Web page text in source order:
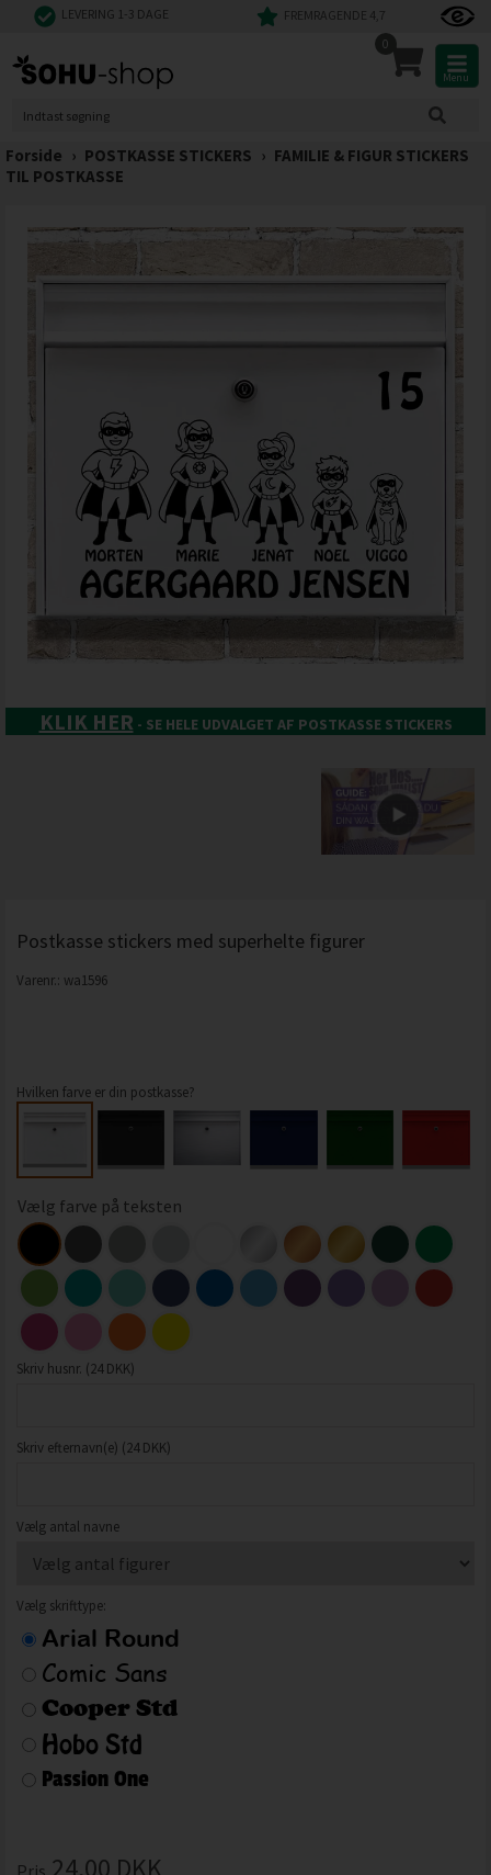
LEVERING 1-3 DAGE FREMRAGENDE 4,7
0
Menu
Forside › POSTKASSE STICKERS › FAMILIE & FIGUR STICKERS
TIL POSTKASSE
KLIK HER - SE HELE UDVALGET AF POSTKASSE STICKERS
Postkasse stickers med superhelte figurer
Varenr.: wa1596
Hvilken farve er din postkasse?
Vælg farve på teksten
Skriv husnr. (24 DKK)
Skriv efternavn(e) (24 DKK)
Vælg antal navne
Vælg skrifttype:
Pris 24,00 DKK